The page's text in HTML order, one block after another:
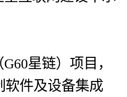
星链）项目，
软件及设备集成